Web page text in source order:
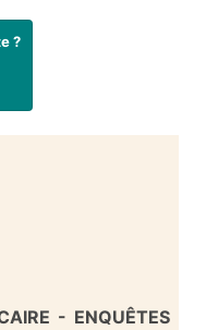
?
- ENQUÊTES